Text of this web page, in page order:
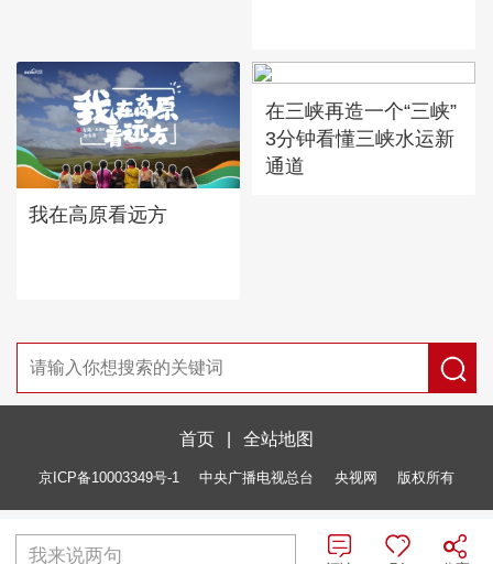
我在高原看远方
在三峡再造一个“三峡”
3分钟看懂三峡水运新
通道
首页 全站地图
京ICP备10003349号-1 中央广播电视总台 央视网 版权所有
我来说两句